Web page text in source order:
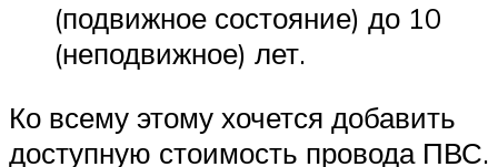
(подвижное состояние) до 10
(неподвижное) лет.
Ко всему этому хочется добавить
доступную стоимость провода ПВС.